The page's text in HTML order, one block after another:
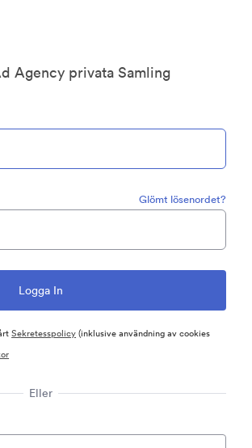
Agency privata Samling
Glömt lösenordet?
Sekretesspolicy(inklusive användning av cookies
Eller